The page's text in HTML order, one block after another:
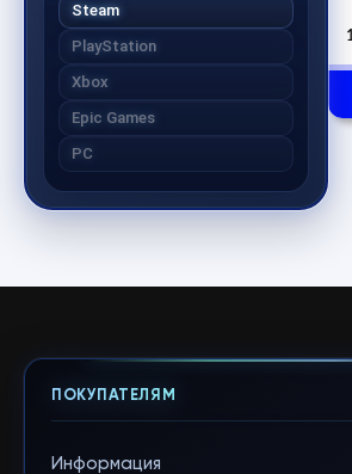
Steam
PlayStation
Xbox
Epic Games
PC
ПОКУПАТЕЛЯМ
Информация